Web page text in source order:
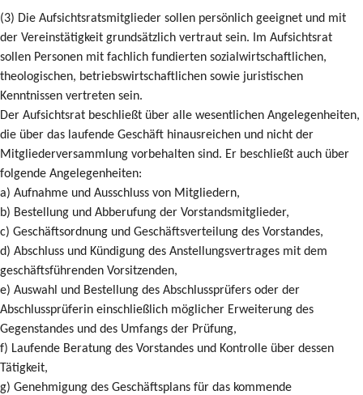
(3) Die Aufsichtsratsmitglieder sollen persönlich geeignet und mit
der Vereinstätigkeit grundsätzlich vertraut sein. Im Aufsichtsrat
sollen Personen mit fachlich fundierten sozialwirtschaftlichen,
theologischen, betriebswirtschaftlichen sowie juristischen
Kenntnissen vertreten sein.
Der Aufsichtsrat beschließt über alle wesentlichen Angelegenheiten,
die über das laufende Geschäft hinausreichen und nicht der
Mitgliederversammlung vorbehalten sind. Er beschließt auch über
folgende Angelegenheiten:
a) Aufnahme und Ausschluss von Mitgliedern,
b) Bestellung und Abberufung der Vorstandsmitglieder,
c) Geschäftsordnung und Geschäftsverteilung des Vorstandes,
d) Abschluss und Kündigung des Anstellungsvertrages mit dem
geschäftsführenden Vorsitzenden,
e) Auswahl und Bestellung des Abschlussprüfers oder der
Abschlussprüferin einschließlich möglicher Erweiterung des
Gegenstandes und des Umfangs der Prüfung,
f) Laufende Beratung des Vorstandes und Kontrolle über dessen
Tätigkeit,
g) Genehmigung des Geschäftsplans für das kommende